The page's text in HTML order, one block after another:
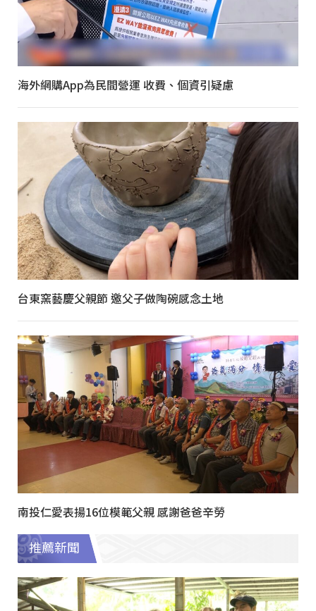
海外網購App為民間營運 收費、個資引疑慮
台東窯藝慶父親節 邀父子做陶碗感念土地
南投仁愛表揚16位模範父親 感謝爸爸辛勞
推薦新聞